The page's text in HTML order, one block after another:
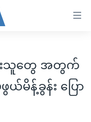
သူတွေ အတွက်
မိန့်ခွန်း ပြော